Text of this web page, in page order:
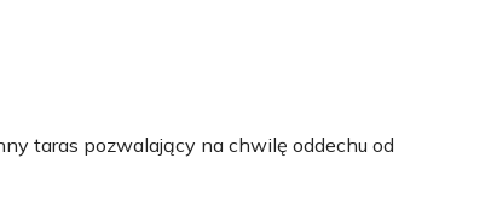
taras pozwalający na chwilę oddechu od